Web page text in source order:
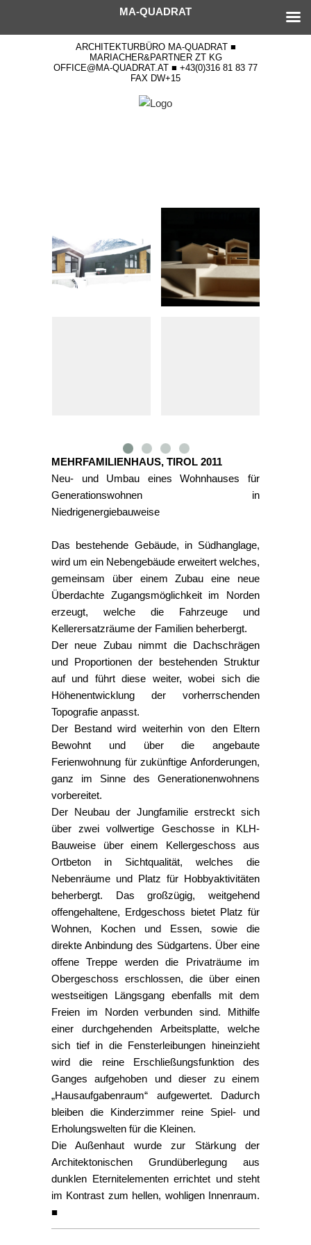
ARCHITEKTURBÜRO MA-QUADRAT ■
MARIACHER&PARTNER ZT KG
OFFICE@MA-QUADRAT.AT ■ +43(0)316 81 83 77
FAX DW+15
MEHRFAMILIENHAUS, TIROL 2011
Neu- und Umbau eines Wohnhauses für
Generationswohnen in
Niedrigenergiebauweise
Das bestehende Gebäude, in Südhanglage,
wird um ein Nebengebäude erweitert welches,
gemeinsam über einem Zubau eine neue
Überdachte Zugangsmöglichkeit im Norden
erzeugt, welche die Fahrzeuge und
Kellerersatzräume der Familien beherbergt.
Der neue Zubau nimmt die Dachschrägen
und Proportionen der bestehenden Struktur
auf und führt diese weiter, wobei sich die
Höhenentwicklung der vorherrschenden
Topografie anpasst.
Der Bestand wird weiterhin von den Eltern
Bewohnt und über die angebaute
Ferienwohnung für zukünftige Anforderungen,
ganz im Sinne des Generationenwohnens
vorbereitet.
Der Neubau der Jungfamilie erstreckt sich
über zwei vollwertige Geschosse in KLH-
Bauweise über einem Kellergeschoss aus
Ortbeton in Sichtqualität, welches die
Nebenräume und Platz für Hobbyaktivitäten
beherbergt. Das großzügig, weitgehend
offengehaltene, Erdgeschoss bietet Platz für
Wohnen, Kochen und Essen, sowie die
direkte Anbindung des Südgartens. Über eine
offene Treppe werden die Privaträume im
Obergeschoss erschlossen, die über einen
westseitigen Längsgang ebenfalls mit dem
Freien im Norden verbunden sind. Mithilfe
einer durchgehenden Arbeitsplatte, welche
sich tief in die Fensterleibungen hineinzieht
wird die reine Erschließungsfunktion des
Ganges aufgehoben und dieser zu einem
„Hausaufgabenraum“ aufgewertet. Dadurch
bleiben die Kinderzimmer reine Spiel- und
Erholungswelten für die Kleinen.
Die Außenhaut wurde zur Stärkung der
Architektonischen Grundüberlegung aus
dunklen Eternitelementen errichtet und steht
im Kontrast zum hellen, wohligen Innenraum.
■
MA-QUADRAT